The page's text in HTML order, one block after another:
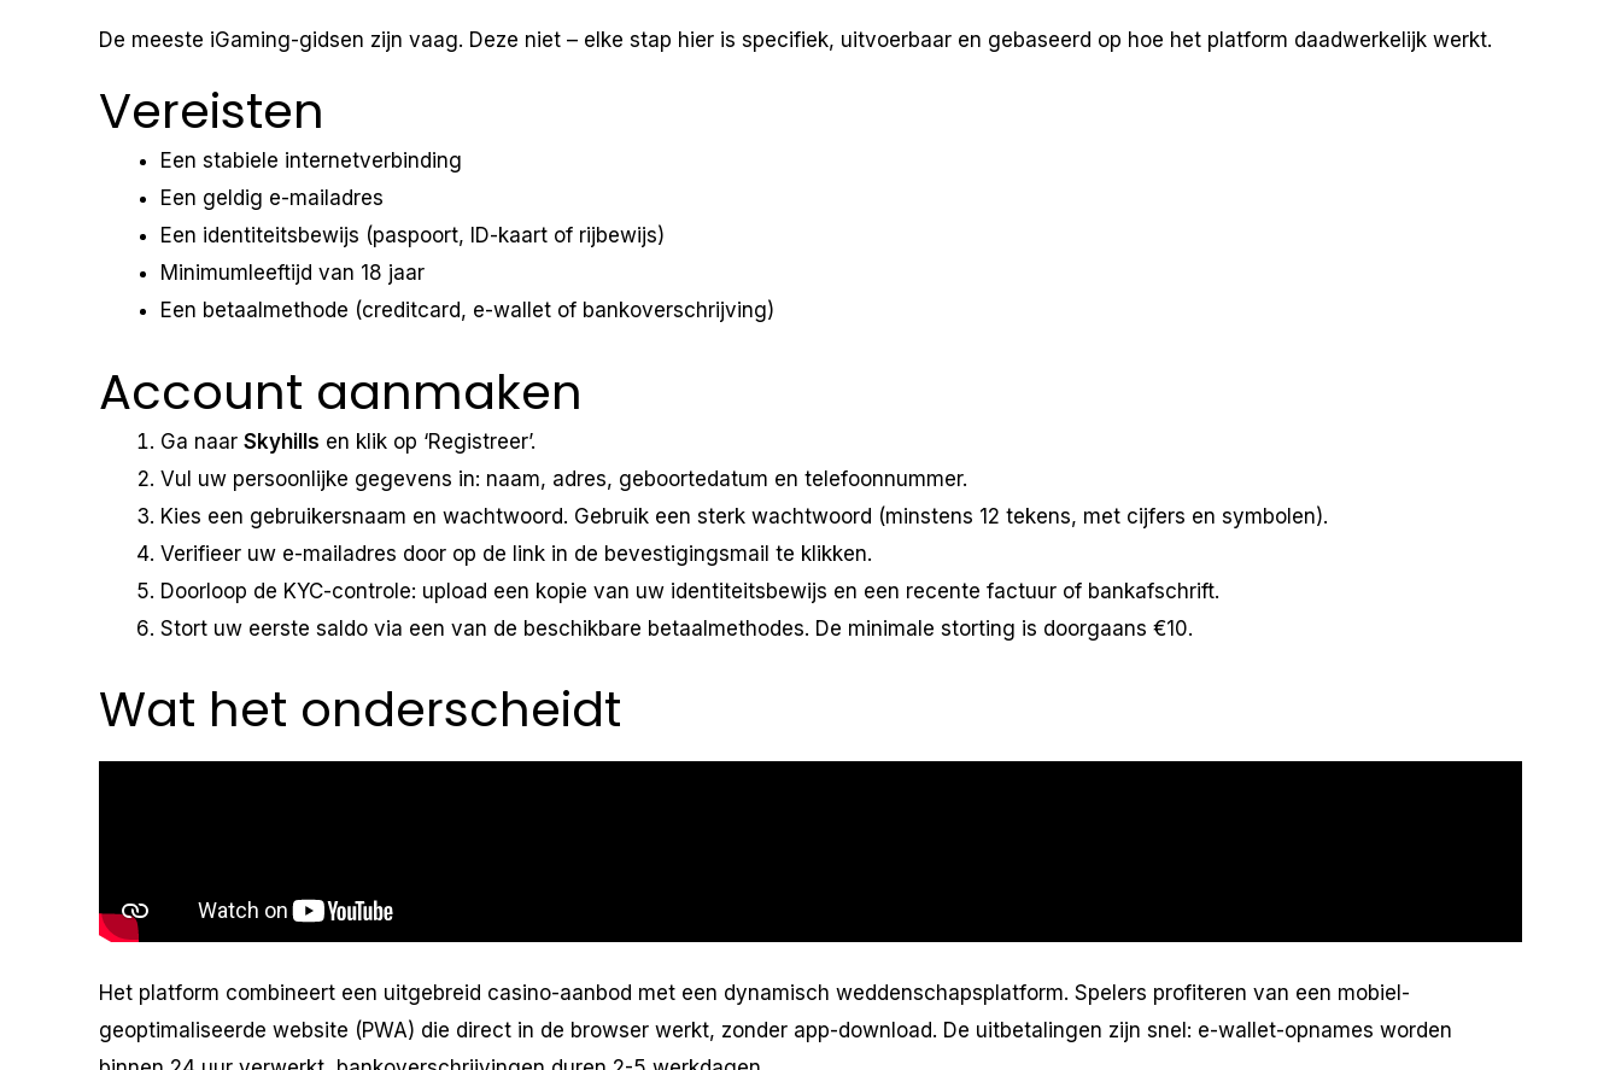
De meeste iGaming-gidsen zijn vaag. Deze niet – elke stap hier is specifiek, uitvoerbaar en gebaseerd op hoe het platform daadwerkelijk werkt.
Vereisten
Een stabiele internetverbinding
Een geldig e-mailadres
Een identiteitsbewijs (paspoort, ID-kaart of rijbewijs)
Minimumleeftijd van 18 jaar
Een betaalmethode (creditcard, e-wallet of bankoverschrijving)
Account aanmaken
Ga naar Skyhills en klik op ‘Registreer’.
Vul uw persoonlijke gegevens in: naam, adres, geboortedatum en telefoonnummer.
Kies een gebruikersnaam en wachtwoord. Gebruik een sterk wachtwoord (minstens 12 tekens, met cijfers en symbolen).
Verifieer uw e-mailadres door op de link in de bevestigingsmail te klikken.
Doorloop de KYC-controle: upload een kopie van uw identiteitsbewijs en een recente factuur of bankafschrift.
Stort uw eerste saldo via een van de beschikbare betaalmethodes. De minimale storting is doorgaans €10.
Wat het onderscheidt
Het platform combineert een uitgebreid casino-aanbod met een dynamisch weddenschapsplatform. Spelers profiteren van een mobiel-
geoptimaliseerde website (PWA) die direct in de browser werkt, zonder app-download. De uitbetalingen zijn snel: e-wallet-opnames worden